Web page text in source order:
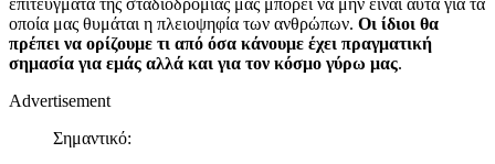
οποία μας θυμάται η πλειοψηφία των ανθρώπων. Οι ίδιοι θα
πρέπει να ορίζουμε τι από όσα κάνουμε έχει πραγματική
σημασία για εμάς αλλά και για τον κόσμο γύρω μας.
Advertisement
Σημαντικό: